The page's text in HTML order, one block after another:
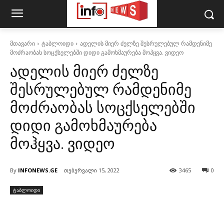
მთავარი ტაბლოიდი
ადელის მიერ ძელზე შესრულებულ რამდენიმე
მოძრაობას სოცქსელებში დიდი გამოხმაურება მოჰყვა. ვიდეო
ადელის მიერ ძელზე
შესრულებულ რამდენიმე
მოძრაობას სოცქსელებში
დიდი გამოხმაურება
მოჰყვა. ვიდეო
By INFONEWS.GE თებერვალი 15, 2022 0
3465
ტაბლოიდი